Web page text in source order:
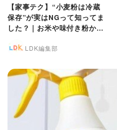
【家事テク】“小麦粉は冷蔵
保存”が実はNGって知ってま
した？｜お米や味付き粉から
LDK編集部